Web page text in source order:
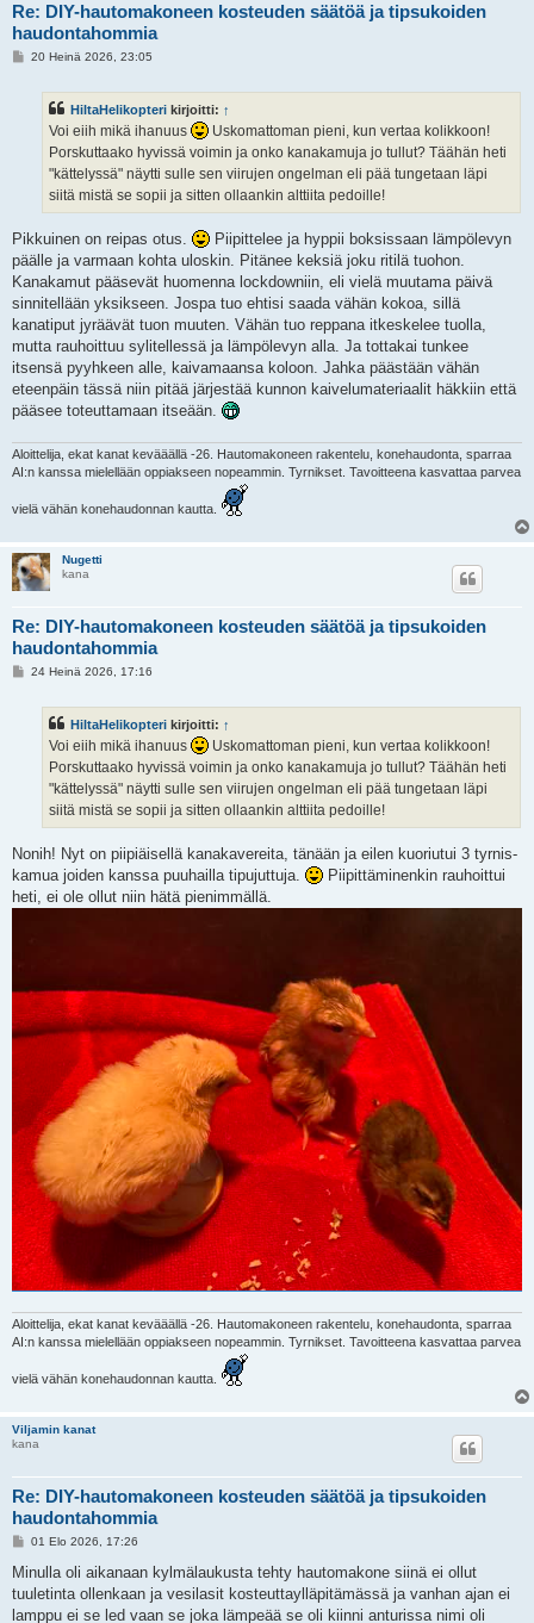
Re: DIY-hautomakoneen kosteuden säätöä ja tipsukoiden
haudontahommia
V20 Heinä 2026, 23:05
HiltaHelikopteri kirjoitti: ↑
Voi eiih mikä ihanuus
Uskomattoman pieni, kun vertaa kolikkoon!
Porskuttaako hyvissä voimin ja onko kanakamuja jo tullut? Täähän heti
"kättelyssä" näytti sulle sen viirujen ongelman eli pää tungetaan läpi
siitä mistä se sopii ja sitten ollaankin alttiita pedoille!
Pikkuinen on reipas otus.
Piipittelee ja hyppii boksissaan lämpölevyn
päälle ja varmaan kohta uloskin. Pitänee keksiä joku ritilä tuohon.
Kanakamut pääsevät huomenna lockdowniin, eli vielä muutama päivä
sinnitellään yksikseen. Jospa tuo ehtisi saada vähän kokoa, sillä
kanatiput jyräävät tuon muuten. Vähän tuo reppana itkeskelee tuolla,
mutta rauhoittuu sylitellessä ja lämpölevyn alla. Ja tottakai tunkee
itsensä pyyhkeen alle, kaivamaansa koloon. Jahka päästään vähän
eteenpäin tässä niin pitää järjestää kunnon kaivelumateriaalit häkkiin että
pääsee toteuttamaan itseään.
Aloittelija, ekat kanat kevääällä -26. Hautomakoneen rakentelu, konehaudonta, sparraa
AI:n kanssa mielellään oppiakseen nopeammin. Tyrnikset. Tavoitteena kasvattaa parvea
vielä vähän konehaudonnan kautta.
Nugetti
kana
Re: DIY-hautomakoneen kosteuden säätöä ja tipsukoiden
haudontahommia
V24 Heinä 2026, 17:16
HiltaHelikopteri kirjoitti: ↑
Voi eiih mikä ihanuus
Uskomattoman pieni, kun vertaa kolikkoon!
Porskuttaako hyvissä voimin ja onko kanakamuja jo tullut? Täähän heti
"kättelyssä" näytti sulle sen viirujen ongelman eli pää tungetaan läpi
siitä mistä se sopii ja sitten ollaankin alttiita pedoille!
Nonih! Nyt on piipiäisellä kanakavereita, tänään ja eilen kuoriutui 3 tyrnis-
kamua joiden kanssa puuhailla tipujuttuja.
Piipittäminenkin rauhoittui
heti, ei ole ollut niin hätä pienimmällä.
Aloittelija, ekat kanat kevääällä -26. Hautomakoneen rakentelu, konehaudonta, sparraa
AI:n kanssa mielellään oppiakseen nopeammin. Tyrnikset. Tavoitteena kasvattaa parvea
vielä vähän konehaudonnan kautta.
Viljamin kanat
kana
Re: DIY-hautomakoneen kosteuden säätöä ja tipsukoiden
haudontahommia
V
e
t
i
01 Elo 2026, 17:26
Minulla oli aikanaan kylmälaukusta tehty hautomakone siinä ei ollut
tuuletinta ollenkaan ja vesilasit kosteuttaylläpitämässä ja vanhan ajan ei
lamppu ei se led vaan se joka lämpeää se oli kiinni anturissa nimi oli